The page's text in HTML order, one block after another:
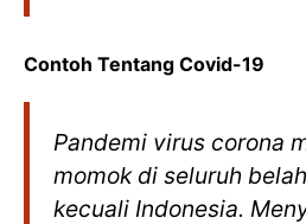
Contoh Tentang Covid-19
Pandemi virus corona
momok di seluruh
kecuali Indonesia.